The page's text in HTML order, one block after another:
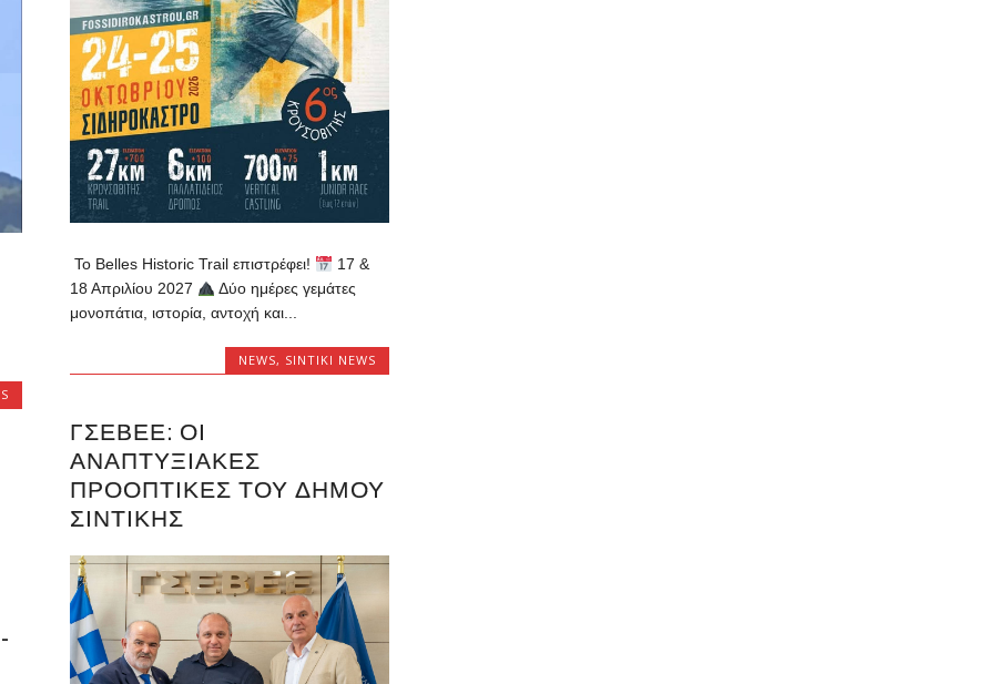
Το Belles Historic Trail επιστρέφει!
17 &
18 Απριλίου 2027
Δύο ημέρες γεμάτες
μονοπάτια, ιστορία, αντοχή και...
NEWS, SINTIKI NEWS
ΓΣΕΒΕΕ: ΟΙ
ΑΝΑΠΤΥΞΙΑΚΈΣ
ΠΡΟΟΠΤΙΚΈΣ ΤΟΥ ΔΉΜΟΥ
ΣΙΝΤΙΚΉΣ